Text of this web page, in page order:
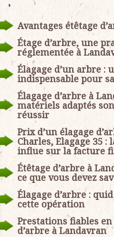
Avantages étêtage
Étage d’arbre, une
réglementée à
Élagage d’un arbre :
indispensable pour
Élagage d’arbre à
matériels adaptés
réussir
Prix d’un élagage
Charles, Elagage 35
influe sur la facture
Étêtage d’arbre à
ce que vous devez
Élagage d’arbre :
cette opération
Prestations fiables
d’arbre à Landavran